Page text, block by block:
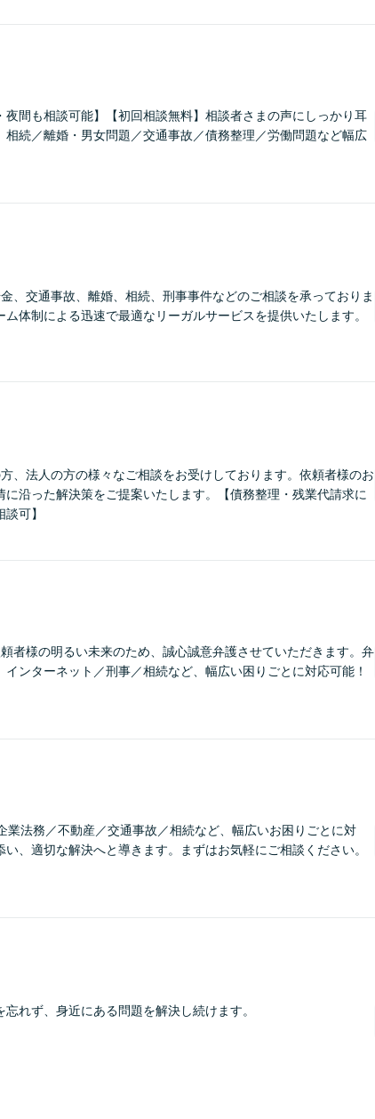
夜間も相談可能】【初回相談無料】相談者さまの声にしっかり耳
続／離婚・男女問題／交通事故／債務整理／労働問題など幅広
、交通事故、離婚、相続、刑事事件などのご相談を承っておりま
体制による迅速で最適なリーガルサービスを提供いたします。
、法人の方の様々なご相談をお受けしております。依頼者様のお
沿った解決策をご提案いたします。【債務整理・残業代請求に
可】
者様の明るい未来のため、誠心誠意弁護させていただきます。弁
ンターネット／刑事／相続など、幅広い困りごとに対応可能！
業法務／不動産／交通事故／相続など、幅広いお困りごとに対
、適切な解決へと導きます。まずはお気軽にご相談ください。
れず、身近にある問題を解決し続けます。